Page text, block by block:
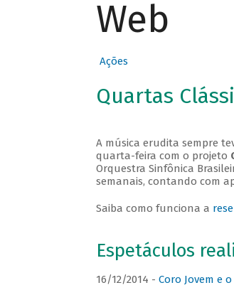
Web
Ações
Quartas
A música erudita sempre
quarta-feira com o projeto
Orquestra Sinfônica
semanais, contando com
Saiba como funciona a
Espetáculos
16/12/2014 - Coro Jovem e